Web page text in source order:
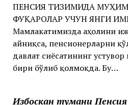
ПЕНСИЯ ТИЗИМИДА
ФУҚАРОЛАР УЧУН ЯНГИ
Мамлакатимизда аҳолини
айниқса, пенсионерларни
давлат сиёсатининг
бири бўлиб қолмоқда. Бу…
Избоскан тумани